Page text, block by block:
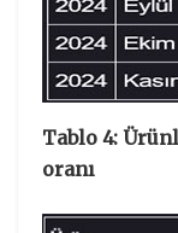
Tablo 4:
oranı